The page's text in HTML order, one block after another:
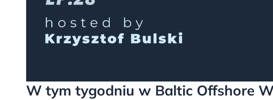
W tym tygodniu w Baltic Offshore